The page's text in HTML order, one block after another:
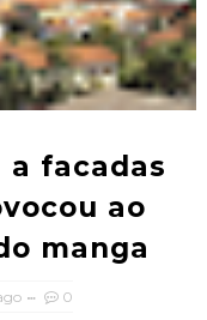
facadas
ao
manga
0